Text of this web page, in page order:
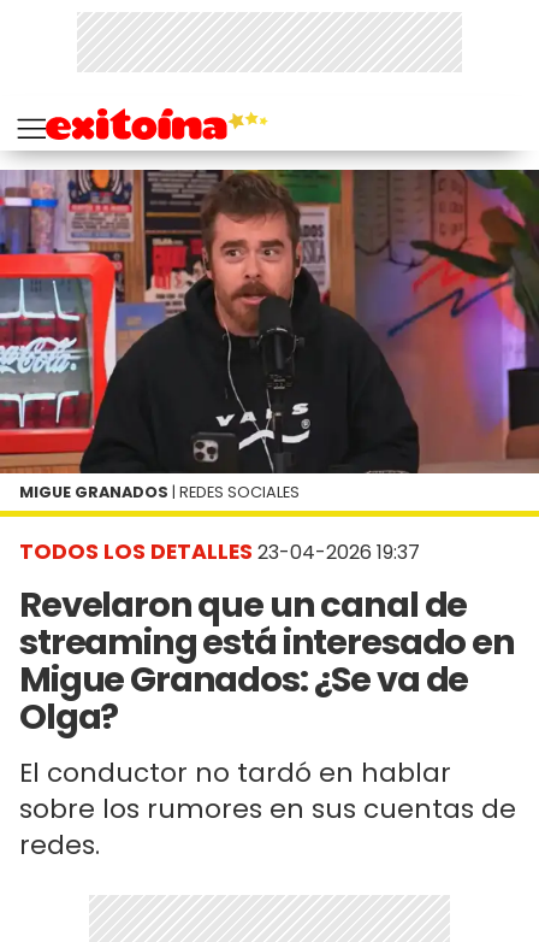
TODOS LOS DETALLES 23-04-2026 19:37
Revelaron que un canal de
streaming está interesado en
Migue Granados: ¿Se va de
Olga?
El conductor no tardó en hablar
sobre los rumores en sus cuentas de
redes.
MIGUE GRANADOS | REDES SOCIALES